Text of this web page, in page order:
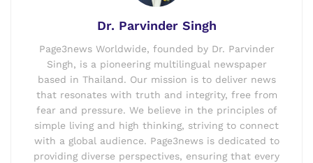
Dr. Parvinder Singh
Page3news Worldwide, founded by Dr. Parvinder
Singh, is a pioneering multilingual newspaper
based in Thailand. Our mission is to deliver news
that resonates with truth and integrity, free from
fear and pressure. We believe in the principles of
simple living and high thinking, striving to connect
with a global audience. Page3news is dedicated to
providing diverse perspectives, ensuring that every